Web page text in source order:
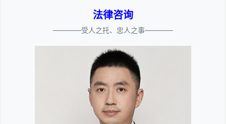
法律咨询
————受人之托、忠人之事————